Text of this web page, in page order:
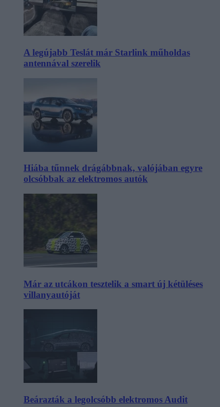
A legújabb Teslát már Starlink műholdas
antennával szerelik
Hiába tűnnek drágábbnak, valójában egyre
olcsóbbak az elektromos autók
Már az utcákon tesztelik a smart új kétüléses
villanyautóját
Beárazták a legolcsóbb elektromos Audit